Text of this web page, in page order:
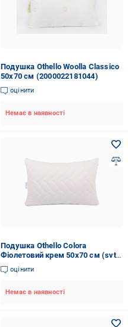
Подушка Othello Woolla Classico
50х70 см (2000022181044)
оцінити
Немає в наявності
Подушка Othello Colora
Фіолетовий крем 50х70 см (svt-
2000022269865)
оцінити
Немає в наявності